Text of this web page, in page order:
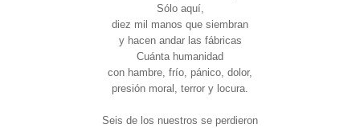
Sólo aquí,
diez mil manos que siembran
y hacen andar las fábricas
Cuánta humanidad
con hambre, frío, pánico, dolor,
presión moral, terror y locura.
Seis de los nuestros se perdieron